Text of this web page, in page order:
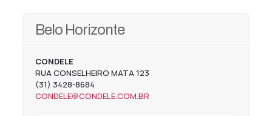
Belo Horizonte
CONDELE
RUA CONSELHEIRO MATA 123
(31) 3428-8684
CONDELE@CONDELE.COM.BR